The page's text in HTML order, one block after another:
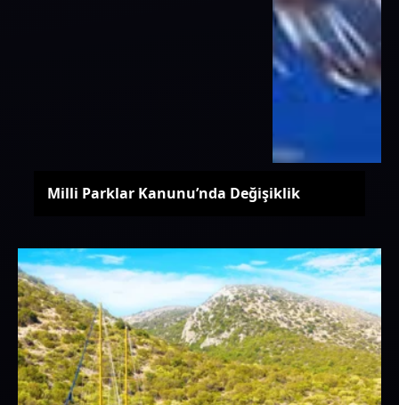
Milli Parklar Kanunu’nda Değişiklik